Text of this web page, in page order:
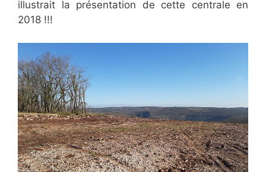
illustrait la présentation de cette centrale en
2018 !!!